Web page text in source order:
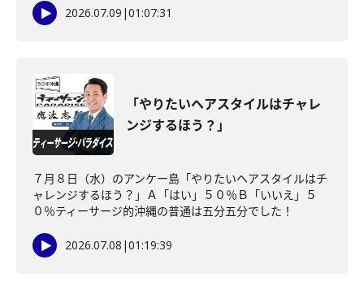
2026.07.09 |01:07:31
「やりたいヘアスタイルはチャレ
ンジするほう？」
７月８日（水）のアンケー島「やりたいヘアスタイルはチ
ャレンジするほう？」Ａ「はい」５０％Ｂ「いいえ」５
０％ティーサージ的沖縄の普通は五分五分でした！
2026.07.08 |01:19:39